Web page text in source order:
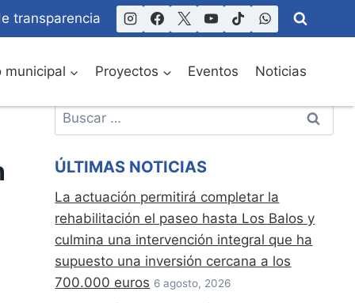
transparencia
municipal Proyectos Eventos Noticias
Buscar:
ÚLTIMAS NOTICIAS
La actuación permitirá completar la
rehabilitación el paseo hasta Los Balos y
culmina una intervención integral que ha
supuesto una inversión cercana a los
700.000 euros 6 agosto, 2026